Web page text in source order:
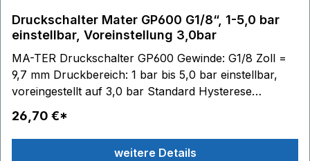
Druckschalter Mater GP600 G1/8“, 1-5,0 bar
einstellbar, Voreinstellung 3,0bar
MA-TER Druckschalter GP600 Gewinde: G1/8 Zoll =
9,7 mm Druckbereich: 1 bar bis 5,0 bar einstellbar,
voreingestellt auf 3,0 bar Standard Hysterese
Schaltkontakte: 6,3 x 0,8 - max. 250V 10(2)A
Membrane / Dichtung: NBR Temperaturbereich:
Medium 85 °C, Umgebung 85 °C Passendes Zubehör:
26,70 €*
weitere Details